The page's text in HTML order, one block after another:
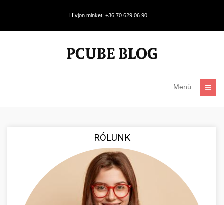
Hívjon minket: +36 70 629 06 90
Menü
RÓLUNK